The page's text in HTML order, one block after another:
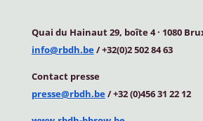
Quai du Hainaut 29, boîte 4· 1080
info@rbdh.be/ +32(0)2 502 84 63
Contact presse
presse@rbdh.be/ +32 (0)456 31 22 12